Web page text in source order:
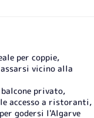
per coppie,
vicino alla
privato,
accesso a ristoranti,
godersi l'Algarve